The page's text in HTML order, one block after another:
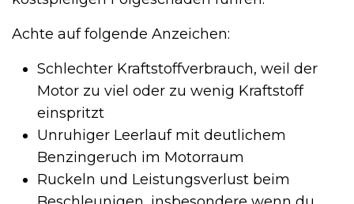
Achte auf folgende Anzeichen:
Schlechter Kraftstoffverbrauch, weil der
Motor zu viel oder zu wenig Kraftstoff
einspritzt
Unruhiger Leerlauf mit deutlichem
Benzingeruch im Motorraum
Ruckeln und Leistungsverlust beim